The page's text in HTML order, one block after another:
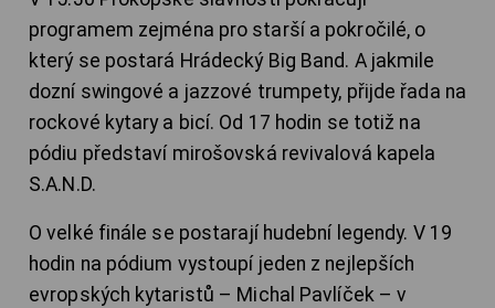
programem zejména pro starší a pokročilé, o
který se postará Hrádecký Big Band. A jakmile
dozní swingové a jazzové trumpety, přijde řada na
rockové kytary a bicí. Od 17 hodin se totiž na
pódiu představí mirošovská revivalová kapela
S.A.N.D.
O velké finále se postarají hudební legendy. V 19
hodin na pódium vystoupí jeden z nejlepších
evropských kytaristů – Michal Pavlíček – v